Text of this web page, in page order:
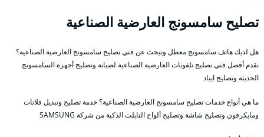
تصليح سامسونج العارضية الصناعية
هل لديك هاتف سامسونج معطل وتبحث عن فني تصليح سامسونج العارضية الصناعية؟
نقدم أفضل فني تصليح تلفونات العارضية الصناعية لصيانة وتصليح أجهزة السامسونج
الحديثة وتصليح ايباد
ما هي أنواع خدمات تصليح سامسونج العارضية الصناعية؟ خدمة تصليح وتبديل فلاتات
ومايكرفون وتصليح شاشة وتصليح ألواح التابلت الذكية من شركة SAMSUNG